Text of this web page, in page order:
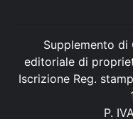
Supplemento di
editoriale di
Iscrizione Reg.
P.